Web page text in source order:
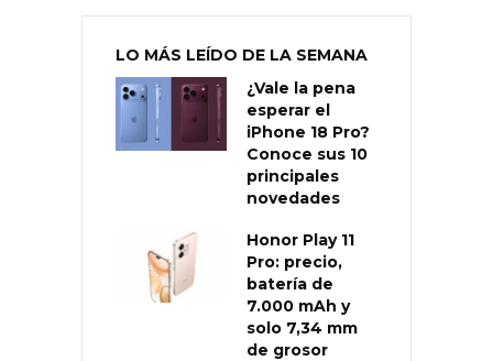
LO MÁS LEÍDO DE LA SEMANA
¿Vale la pena
esperar el
iPhone 18 Pro?
Conoce sus 10
principales
novedades
Honor Play 11
Pro: precio,
batería de
7.000 mAh y
solo 7,34 mm
de grosor